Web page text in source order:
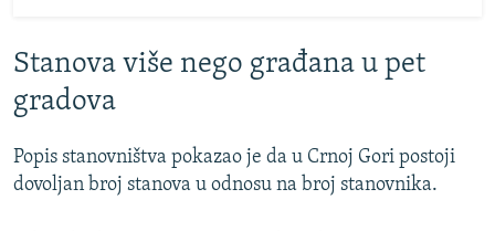
Stanova više nego građana u pet
gradova
Popis stanovništva pokazao je da u Crnoj Gori postoji
dovoljan broj stanova u odnosu na broj stanovnika.